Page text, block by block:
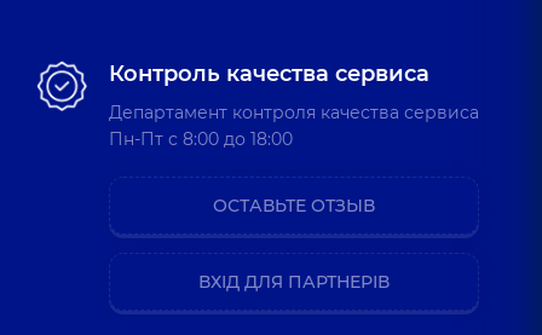
Контроль качества сервиса
Департамент контроля качества сервиса
Пн-Пт c 8:00 до 18:00
ОСТАВЬТЕ ОТЗЫВ
ВХІД ДЛЯ ПАРТНЕРІВ